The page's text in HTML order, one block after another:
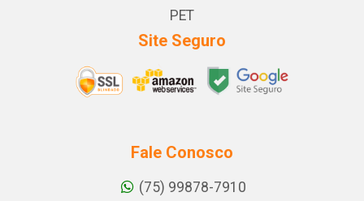
PET
Site Seguro
Fale Conosco
(75) 99878-7910